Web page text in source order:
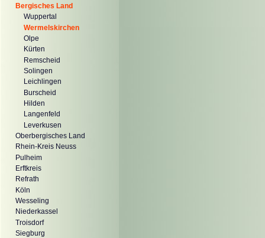
Bergisches Land
Wuppertal
Wermelskirchen
Olpe
Kürten
Remscheid
Solingen
Leichlingen
Burscheid
Hilden
Langenfeld
Leverkusen
Oberbergisches Land
Rhein-Kreis Neuss
Pulheim
Erftkreis
Refrath
Köln
Wesseling
Niederkassel
Troisdorf
Siegburg